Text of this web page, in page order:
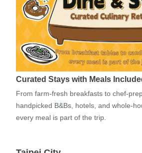
Curated Stays with Meals
From farm-fresh breakfasts to chef-
handpicked B&Bs, hotels, and whole-
every meal is part of the trip.